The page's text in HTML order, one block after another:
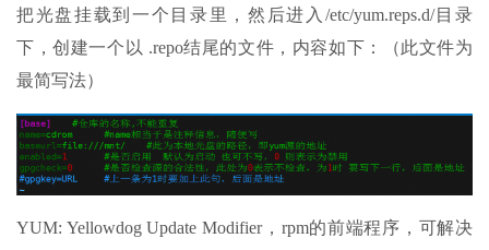
把光盘挂载到一个目录里，然后进入/etc/yum.reps.d/目录
下，创建一个以 .repo结尾的文件，内容如下：（此文件为
最简写法）
YUM: Yellowdog Update Modifier，rpm的前端程序，可解决